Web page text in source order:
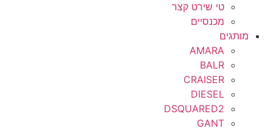
טי שירט קצר
מכנסיים
מותגים
AMARA
BALR
CRAISER
DIESEL
DSQUARED2
GANT